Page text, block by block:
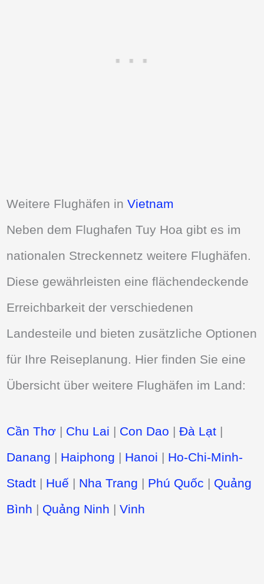
Weitere Flughäfen inVietnam
Neben dem Flughafen Tuy Hoa gibt es im
nationalen Streckennetz weitere Flughäfen.
Diese gewährleisten eine flächendeckende
Erreichbarkeit der verschiedenen
Landesteile und bieten zusätzliche Optionen
für Ihre Reiseplanung. Hier finden Sie eine
Übersicht über weitere Flughäfen im Land:
Cần Thơ | Chu Lai | Con Dao |Đà Lạt |
Danang | Haiphong | Hanoi | Ho-Chi-Minh-
Stadt | Huế | Nha Trang | Phú Quốc | Quảng
Bình | Quảng Ninh |Vinh